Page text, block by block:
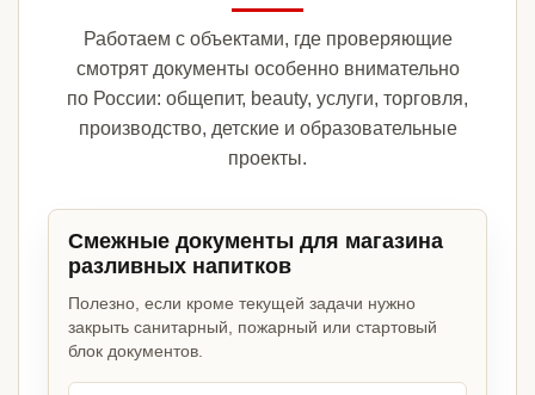
Работаем с объектами, где проверяющие
смотрят документы особенно внимательно
по России: общепит, beauty, услуги, торговля,
производство, детские и образовательные
проекты.
Смежные документы для магазина
разливных напитков
Полезно, если кроме текущей задачи нужно
закрыть санитарный, пожарный или стартовый
блок документов.